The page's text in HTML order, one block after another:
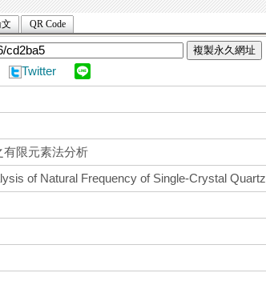
QR Code
複製永久網址
Twitter
有限元素法分析
of Natural Frequency of Single-Crystal Quartz